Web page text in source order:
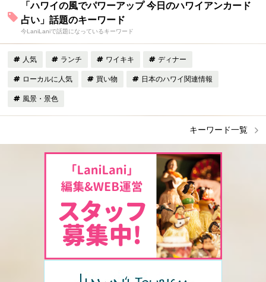
「ハワイの風でパワーアップ 今日のハワイアンカード
占い」話題のキーワード
今LaniLaniで話題になっているキーワード
人気 ランチ ワイキキ ディナー
ローカルに人気 買い物 日本のハワイ関連情報
風景・景色
キーワード一覧